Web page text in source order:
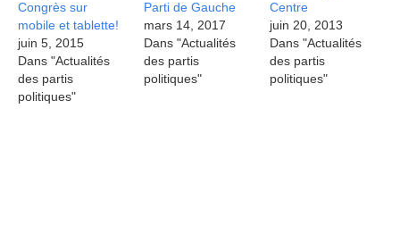
Congrès sur
mobile et tablette!
juin 5, 2015
Dans "Actualités
des partis
politiques"
Parti de Gauche
mars 14, 2017
Dans "Actualités
des partis
politiques"
Centre
juin 20, 2013
Dans "Actualités
des partis
politiques"